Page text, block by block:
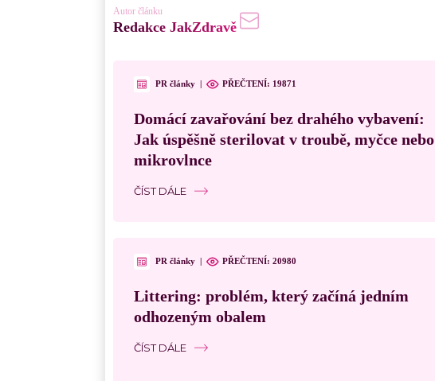
Autor článku
Redakce JakZdravě
PR články | PŘEČTENÍ: 19871
Domácí zavařování bez drahého vybavení:
Jak úspěšně sterilovat v troubě, myčce nebo
mikrovlnce
ČÍST DÁLE
PR články | PŘEČTENÍ: 20980
Littering: problém, který začíná jedním
odhozeným obalem
ČÍST DÁLE